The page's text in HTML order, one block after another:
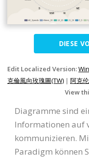
DIESE
Edit Localized Version:
克倫風向玫瑰圖(TW) | 阿克
View
Diagramme sind
Informationen auf
kommunizieren.
Paradigm können